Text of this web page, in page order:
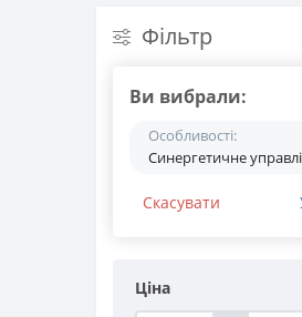
Фільтр
Ви вибрали:
Особливості:
Синергетичне
Скасувати
Ціна